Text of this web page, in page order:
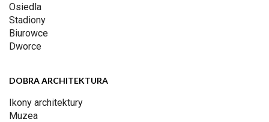
Osiedla
Stadiony
Biurowce
Dworce
DOBRA ARCHITEKTURA
Ikony architektury
Muzea